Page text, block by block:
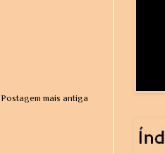
Postagem mais antiga